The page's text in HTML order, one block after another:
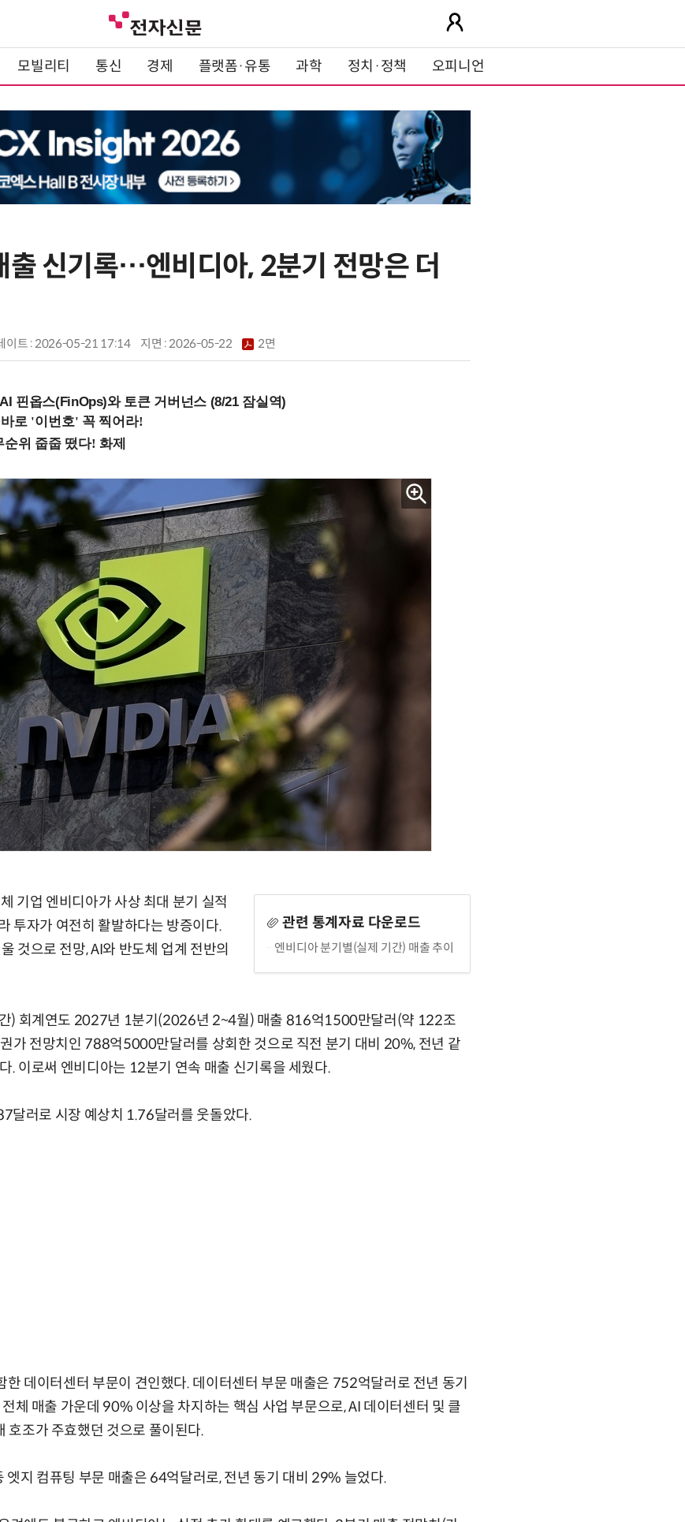
모빌리티 통신 경제 플랫폼·유통 과학 정치·정책 오피니언
출 신기록…엔비디아, 2분기 전망은 더
이트 : 2026-05-21 17:14 지면 :2026-05-22 2면
핀옵스(FinOps)와 토큰 거버넌스 (8/21 잠실역)
관련 통계자료 다운로드
엔비디아 분기별(실제 기간) 매출 추이
기업 엔비디아가 사상 최대 분기 실적
투자가 여전히 활발하다는 방증이다.
것으로 전망, AI와 반도체 업계 전반의
) 회계연도 2027년 1분기(2026년 2~4월) 매출 816억1500만달러(약 122조
가 전망치인 788억5000만달러를 상회한 것으로 직전 분기 대비 20%, 전년 같
. 이로써 엔비디아는 12분기 연속 매출 신기록을 세웠다.
달러로 시장 예상치 1.76달러를 웃돌았다.
한 데이터센터 부문이 견인했다. 데이터센터 부문 매출은 752억달러로 전년 동기
체 매출 가운데 90% 이상을 차지하는 핵심 사업 부문으로, AI 데이터센터 및 클
호조가 주효했던 것으로 풀이된다.
엣지 컴퓨팅 부문 매출은 64억달러로, 전년 동기 대비 29% 늘었다.